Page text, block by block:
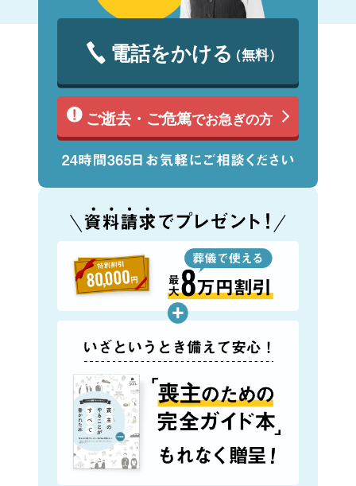
電話をかける（無料）
ご逝去・ご危篤でお急ぎの方